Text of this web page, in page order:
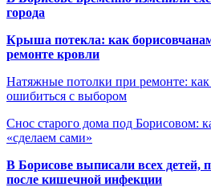
города
Крыша потекла: как
ремонте кровли
Натяжные потолки при ремонте: как
ошибиться с выбором
Снос старого дома под Борисовом:
«сделаем сами»
В Борисове выписали всех детей,
после кишечной инфекции